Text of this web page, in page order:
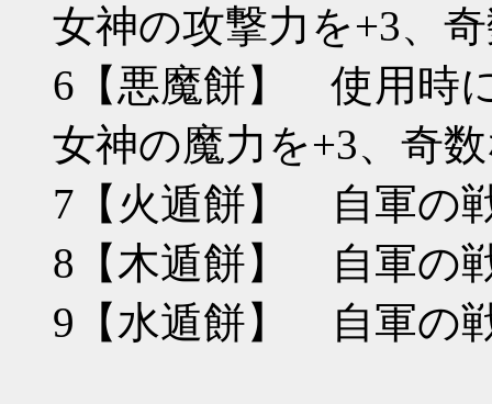
女神の攻撃力を+3、
6【悪魔餅】 使用時
女神の魔力を+3、奇
7【火遁餅】 自軍の
8【木遁餅】 自軍の
9【水遁餅】 自軍の